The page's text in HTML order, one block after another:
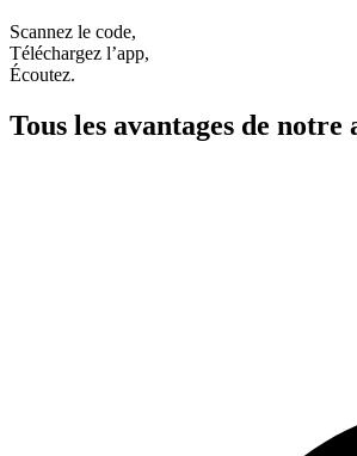
Scannez le code,
Téléchargez l’app,
Écoutez.
Tous les avantages de